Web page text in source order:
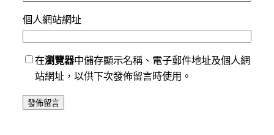
個人網站網址
在瀏覽器中儲存顯示名稱、電子郵件地址及個人網
站網址，以供下次發佈留言時使用。